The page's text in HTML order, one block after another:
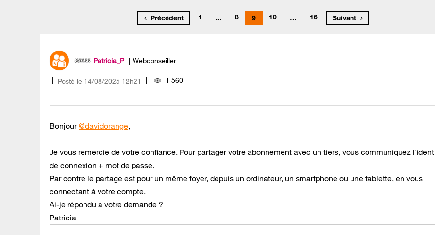
Précédent 1 … 8 9 10 … 16 Suivant
Patricia_P Webconseiller
Posté le ‎14/08/2025 12h21 1 560
Bonjour@davidorange,
Je vous remercie de votre confiance. Pour partager votre abonnement avec un tiers, vous communiquez
de connexion + mot de passe.
Par contre le partage est pour un même foyer, depuis un ordinateur, un smartphone ou une tablette, en vous
connectant à votre compte.
Ai-je répondu à votre demande ?
Patricia